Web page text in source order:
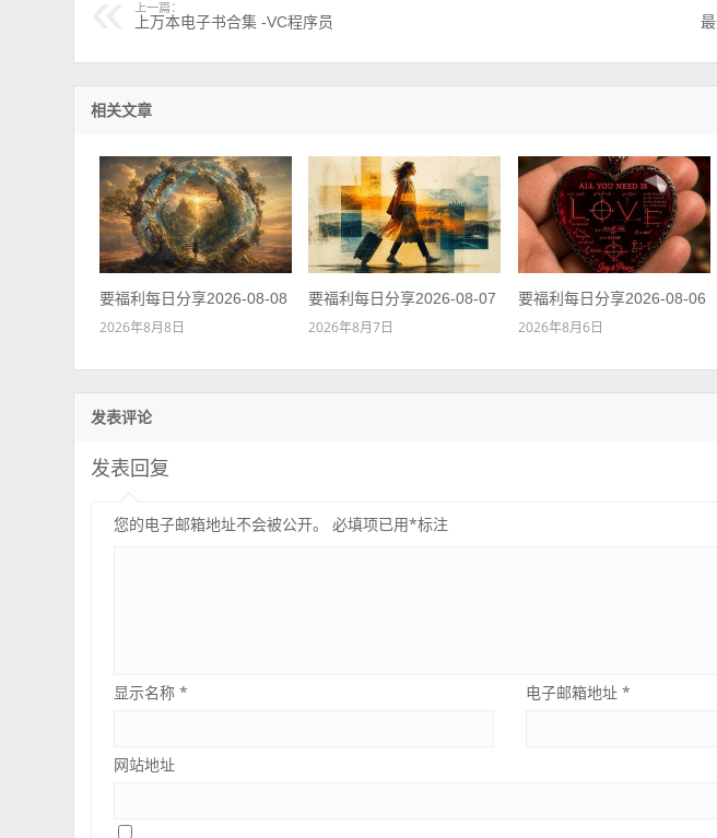
上一篇：
上万本电子书合集 -VC程序员
相关文章
要福利每日分享2026-08-08
2026年8月8日
要福利每日分享2026-08-07
2026年8月7日
要福利每日分享2026-08-06
2026年8月6日
发表评论
发表回复
您的电子邮箱地址不会被公开。 必填项已用*标注
显示名称* 电子邮箱地址 *
网站地址